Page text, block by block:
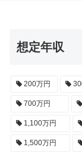
想定年収
200万円
700万円
1,100万円
1,500万円